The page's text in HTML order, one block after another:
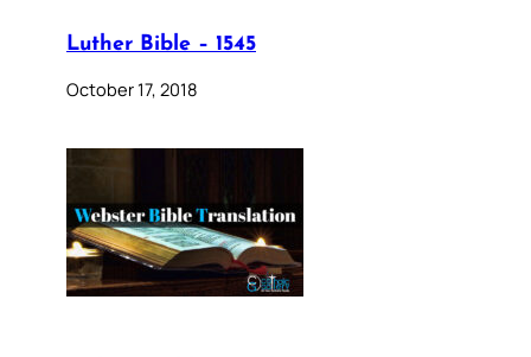
Luther Bible – 1545
October 17, 2018